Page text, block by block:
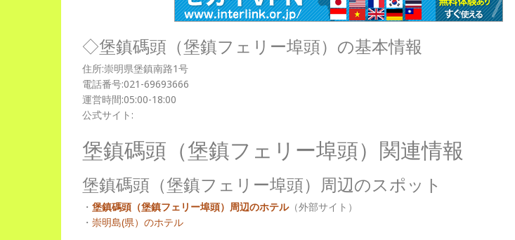
◇堡鎮碼頭（堡鎮フェリー埠頭）の基本情報
住所:崇明県堡鎮南路1号
電話番号:021-69693666
運営時間:05:00-18:00
公式サイト:
堡鎮碼頭（堡鎮フェリー埠頭）関連情報
堡鎮碼頭（堡鎮フェリー埠頭）周辺のスポット
・ 堡鎮碼頭（堡鎮フェリー埠頭）周辺のホテル（外部サイト）
・ 崇明島(県）のホテル